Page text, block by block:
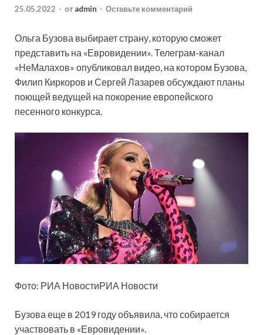
25.05.2022 - от admin - Оставьте комментарий
Ольга Бузова выбирает страну, которую сможет
представить на «Евровидении». Телеграм-канал
«НеМалахов» опубликовал видео, на котором Бузова,
Филип Киркоров и Сергей Лазарев обсуждают планы
поющей ведущей на покорение европейского
песенного конкурса.
Фото: РИА НовостиРИА Новости
Бузова еще в 2019 году объявила, что собирается
участвовать в «Евровидении».